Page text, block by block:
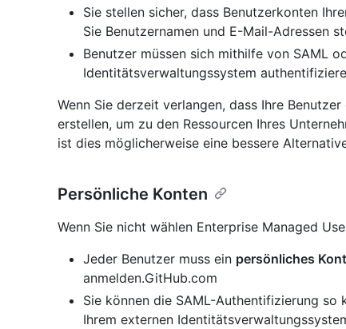
Sie stellen sicher, dass Benutzerkonten
Sie Benutzernamen und E-Mail-Adressen
Benutzer müssen sich mithilfe von SAML
Identitätsverwaltungssystem
Wenn Sie derzeit verlangen, dass Ihre
erstellen, um zu den Ressourcen Ihres
ist dies möglicherweise eine bessere
Persönliche Konten
Wenn Sie nicht wählen Enterprise Managed
Jeder Benutzer muss ein persönliches
anmelden.GitHub.com
Sie können die SAML-Authentifizierung so
Ihrem externen